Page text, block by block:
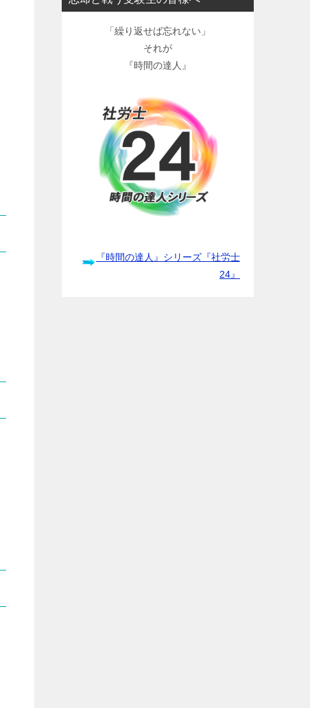
「繰り返せば忘れない」
それが
『時間の達人』
『時間の達人』シリーズ『社労士
24』